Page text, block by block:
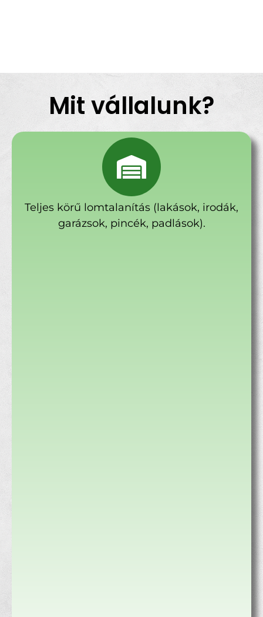
Mit vállalunk?
Teljes körű lomtalanítás (lakások, irodák,
garázsok, pincék, padlások).